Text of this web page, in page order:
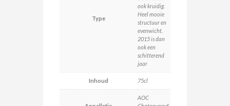
Type
ook kruidig.
Heel mooie
structuur en
evenwicht.
2015 is dan
ook een
schitterend
jaar
Inhoud 75cl
AOC